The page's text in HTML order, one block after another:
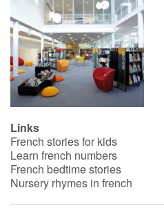
Libraries
Videos & Tutorials
Blog
Learn french with Storyplay'r
French book lists for children
Links
French stories for kids
Learn french numbers
French bedtime stories
Nursery rhymes in french